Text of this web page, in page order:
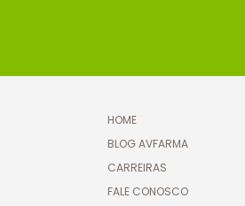
HOME
BLOG AVFARMA
CARREIRAS
FALE CONOSCO